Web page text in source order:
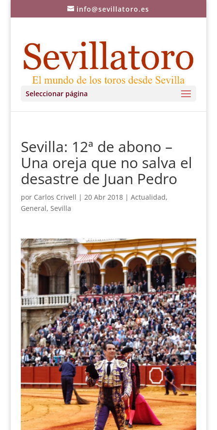
info@sevillatoro.es
Seleccionar página
Sevilla: 12ª de abono –
Una oreja que no salva el
desastre de Juan Pedro
por Carlos Crivell | 20 Abr 2018| Actualidad,
General, Sevilla